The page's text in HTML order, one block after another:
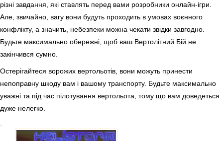
різні завдання, які ставлять перед вами розробники онлайн-ігри.
Але, звичайно, вагу вони будуть проходить в умовах воєнного
конфлікту, а значить, небезпеки можна чекати звідки завгодно.
Будьте максимально обережні, щоб ваш Вертолітний Бій не
закінчився сумно.
Остерігайтеся ворожих вертольотів, вони можуть принести
непоправну шкоду вам і вашому транспорту. Будьте максимально
уважні та під час пілотування вертольота, тому що вам доведеться
дуже нелегко.